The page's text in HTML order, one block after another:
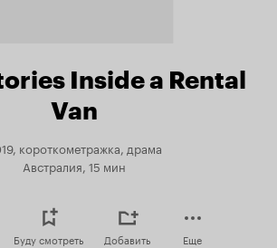
Inside a Rental
Van
короткометражка, драма
Австралия, 15 мин
Буду смотреть Добавить Еще